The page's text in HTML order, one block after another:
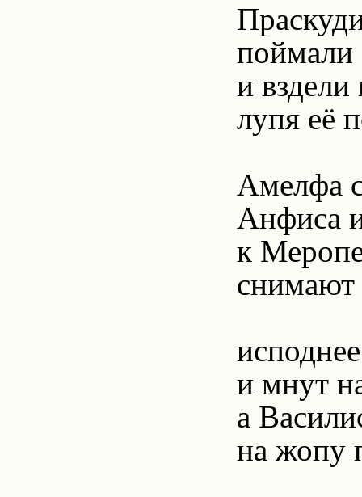
поймали
и
лупя её
Амелфа
Анфиса
к
снимают
и мнут
а
на жопу